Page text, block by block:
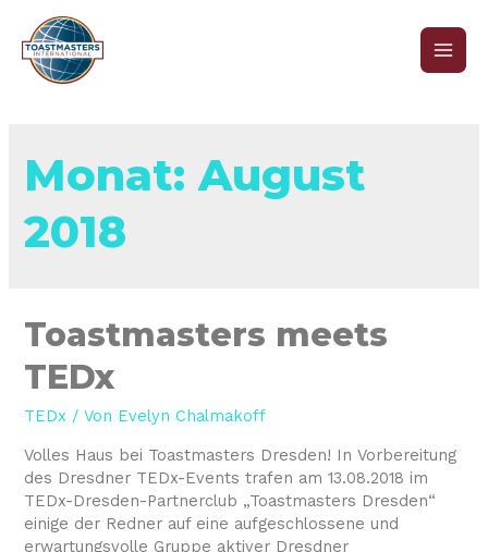
Monat:August
2018
Toastmasters meets
TEDx
TEDx / Von Evelyn Chalmakoff
Volles Haus bei Toastmasters Dresden! In Vorbereitung
des Dresdner TEDx-Events trafen am 13.08.2018 im
TEDx-Dresden-Partnerclub „Toastmasters Dresden“
einige der Redner auf eine aufgeschlossene und
erwartungsvolle Gruppe aktiver Dresdner